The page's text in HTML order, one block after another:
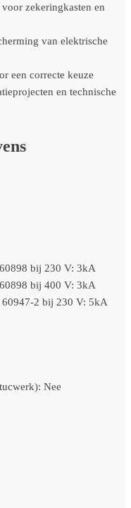
zekeringkasten en
van elektrische
een correcte keuze
en technische
bij 230 V: 3kA
bij 400 V: 3kA
2 bij 230 V: 5kA
Nee